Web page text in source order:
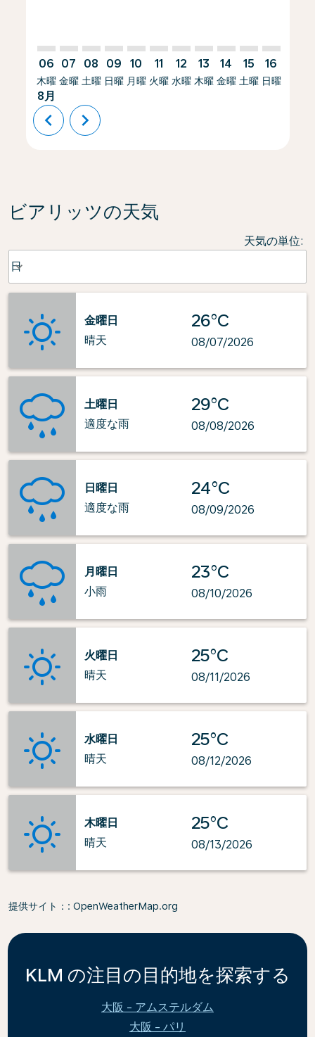
06
木曜
8月
07
金曜
08
土曜
09
日曜
10
月曜
11
火曜
12
水曜
13
木曜
14
金曜
15
土曜
16
日曜
chevron_left chevron_right
ビアリッツの天気
天気の単位:
Weather unit option 日 Selected
日
keyboard_arrow_down
金曜日
晴天
26°C
08/07/2026
土曜日
適度な雨
29°C
08/08/2026
日曜日
適度な雨
24°C
08/09/2026
月曜日
小雨
23°C
08/10/2026
火曜日
晴天
25°C
08/11/2026
水曜日
晴天
25°C
08/12/2026
木曜日
晴天
25°C
08/13/2026
提供サイト： : OpenWeatherMap.org
KLM の注目の目的地を探索する
大阪 - アムステルダム
大阪 - パリ